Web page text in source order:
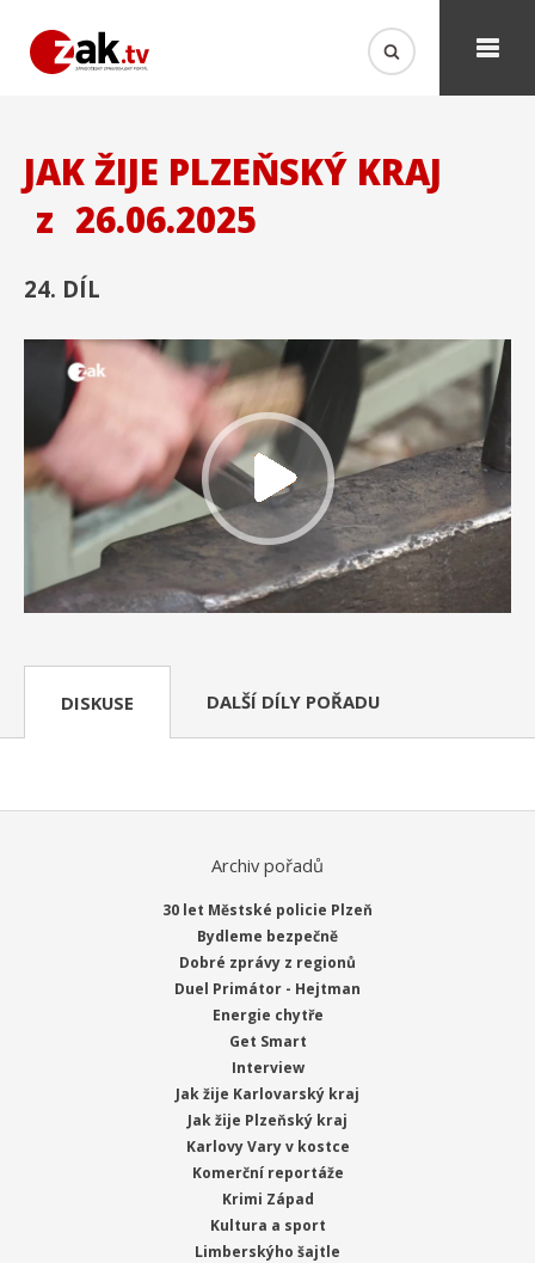
JAK ŽIJE PLZEŇSKÝ KRAJ
z 26.06.2025
24. DÍL
DISKUSE DALŠÍ DÍLY POŘADU
Archiv pořadů
30 let Městské policie Plzeň
Bydleme bezpečně
Dobré zprávy z regionů
Duel Primátor - Hejtman
Energie chytře
Get Smart
Interview
Jak žije Karlovarský kraj
Jak žije Plzeňský kraj
Karlovy Vary v kostce
Komerční reportáže
Krimi Západ
Kultura a sport
Limberskýho šajtle